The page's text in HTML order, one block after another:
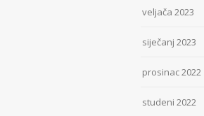
veljača 2023
siječanj 2023
prosinac 2022
studeni 2022